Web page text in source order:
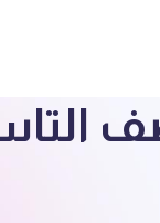
اسلامية